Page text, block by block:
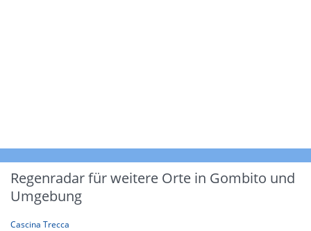
Regenradar für weitere Orte in Gombito und
Umgebung
Cascina Trecca